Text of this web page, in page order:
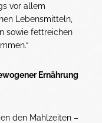
vor allem
Lebensmitteln,
sowie fettreichen
Ernährung
den Mahlzeiten –